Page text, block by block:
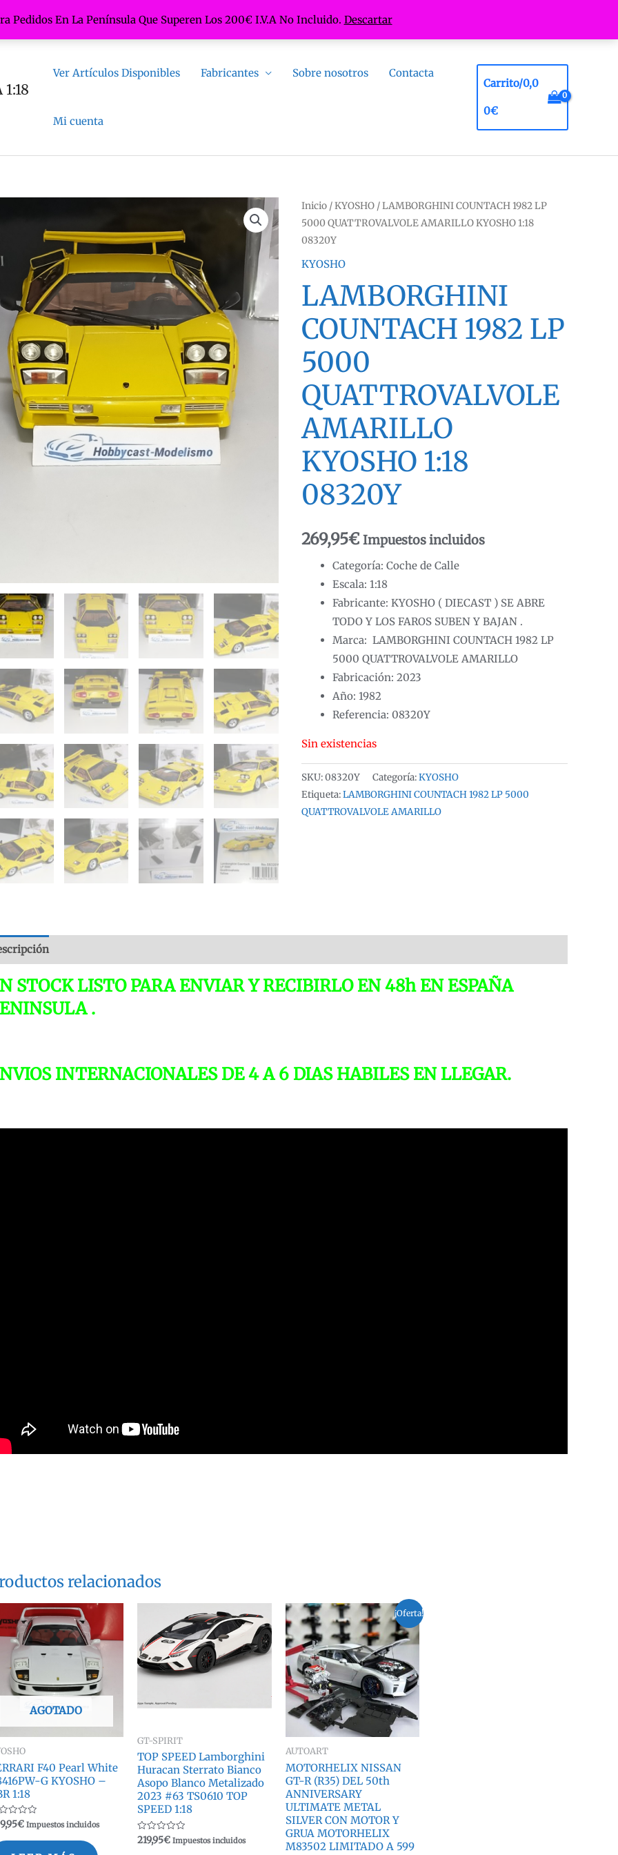
Pedidos En La Península Que Superen Los 200€ I.V.A No Incluido. Descartar
Ver Artículos Disponibles Fabricantes Sobre nosotros Contacta
Mi cuenta
Carrito/0,0
0€
Inicio /KYOSHO / LAMBORGHINI COUNTACH 1982 LP
5000 QUATTROVALVOLE AMARILLO KYOSHO 1:18
08320Y
KYOSHO
LAMBORGHINI
COUNTACH 1982 LP
5000
QUATTROVALVOLE
AMARILLO
KYOSHO 1:18
08320Y
269,95€ Impuestos incluidos
Categoría: Coche de Calle
Escala: 1:18
Fabricante: KYOSHO ( DIECAST ) SE ABRE
TODO Y LOS FAROS SUBEN Y BAJAN .
Marca: LAMBORGHINI COUNTACH 1982 LP
5000 QUATTROVALVOLE AMARILLO
Fabricación: 2023
Año: 1982
Referencia: 08320Y
Sin existencias
SKU:08320Y Categoría:KYOSHO
Etiqueta:LAMBORGHINI COUNTACH 1982 LP 5000
QUATTROVALVOLE AMARILLO
STOCK LISTO PARA ENVIAR Y RECIBIRLO EN 48h EN ESPAÑA
.
INTERNACIONALES DE 4 A 6 DIAS HABILES EN LLEGAR.
relacionados
AGOTADO
F40 Pearl White
G KYOSHO –
1:18
€ Impuestos incluidos
GT-SPIRIT
TOP SPEED Lamborghini
Huracan Sterrato Bianco
Asopo Blanco Metalizado
2023 #63 TS0610 TOP
SPEED 1:18
Valorado
con
219,95€ Impuestos incluidos
¡Oferta!
AUTOART
MOTORHELIX NISSAN
GT-R (R35) DEL 50th
ANNIVERSARY
ULTIMATE METAL
SILVER CON MOTOR Y
GRUA MOTORHELIX
M83502 LIMITADO A 599